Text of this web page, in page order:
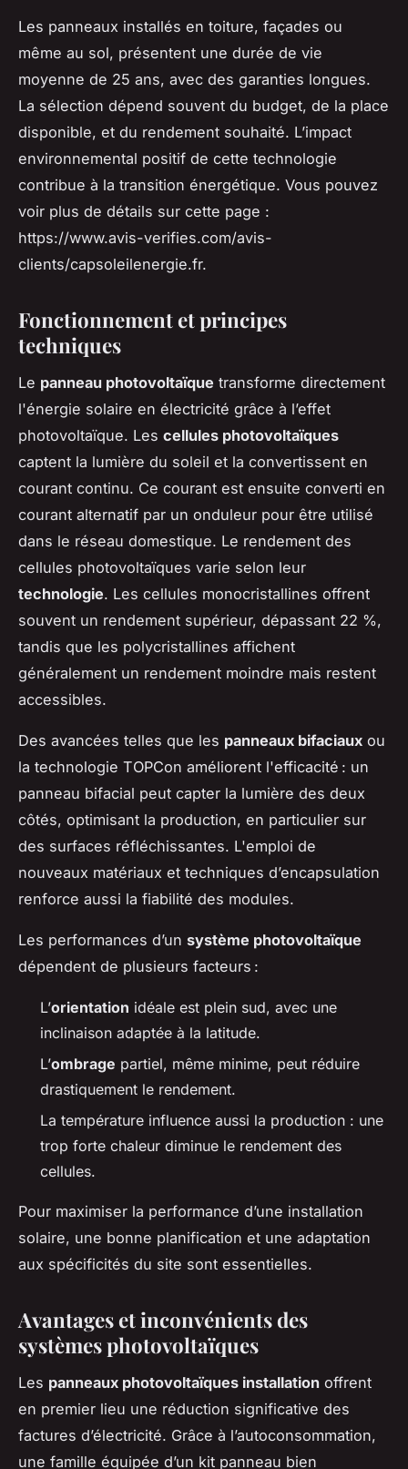
Les panneaux installés en toiture, façades ou
même au sol, présentent une durée de vie
moyenne de 25 ans, avec des garanties longues.
La sélection dépend souvent du budget, de la place
disponible, et du rendement souhaité. L’impact
environnemental positif de cette technologie
contribue à la transition énergétique. Vous pouvez
voir plus de détails sur cette page :
https://www.avis-verifies.com/avis-
clients/capsoleilenergie.fr.
Fonctionnement et principes
techniques
Le panneau photovoltaïque transforme directement
l'énergie solaire en électricité grâce à l’effet
photovoltaïque. Les cellules photovoltaïques
captent la lumière du soleil et la convertissent en
courant continu. Ce courant est ensuite converti en
courant alternatif par un onduleur pour être utilisé
dans le réseau domestique. Le rendement des
cellules photovoltaïques varie selon leur
technologie. Les cellules monocristallines offrent
souvent un rendement supérieur, dépassant 22 %,
tandis que les polycristallines affichent
généralement un rendement moindre mais restent
accessibles.
Des avancées telles que les panneaux bifaciaux ou
la technologie TOPCon améliorent l'efficacité : un
panneau bifacial peut capter la lumière des deux
côtés, optimisant la production, en particulier sur
des surfaces réfléchissantes. L'emploi de
nouveaux matériaux et techniques d’encapsulation
renforce aussi la fiabilité des modules.
Les performances d’un système photovoltaïque
dépendent de plusieurs facteurs :
L’orientation idéale est plein sud, avec une
inclinaison adaptée à la latitude.
L’ombrage partiel, même minime, peut réduire
drastiquement le rendement.
La température influence aussi la production : une
trop forte chaleur diminue le rendement des
cellules.
Pour maximiser la performance d’une installation
solaire, une bonne planification et une adaptation
aux spécificités du site sont essentielles.
Avantages et inconvénients des
systèmes photovoltaïques
Les panneaux photovoltaïques installation offrent
en premier lieu une réduction significative des
factures d’électricité. Grâce à l’autoconsommation,
une famille équipée d’un kit panneau bien